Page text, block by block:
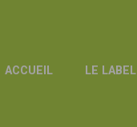
ACCUEIL LE LABEL